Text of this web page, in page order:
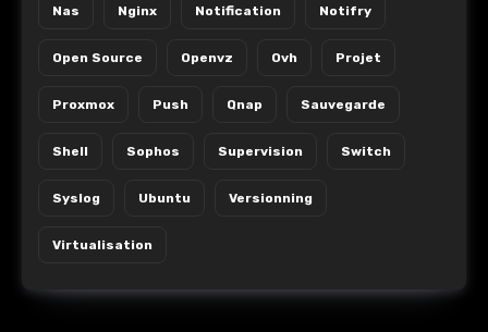
Nas Nginx Notification Notifry
Open Source Openvz Ovh Projet
Proxmox Push Qnap Sauvegarde
Shell Sophos Supervision Switch
Syslog Ubuntu Versionning
Virtualisation